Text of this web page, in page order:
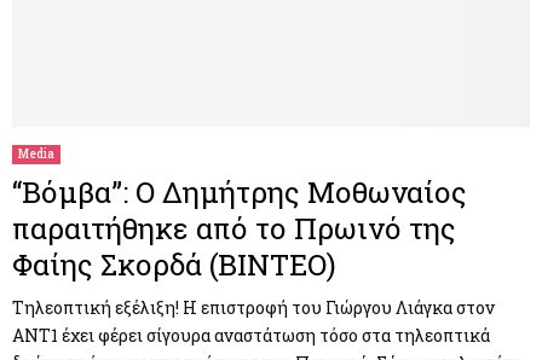
Media
“Βόμβα”: Ο Δημήτρης Μοθωναίος
παραιτήθηκε από το Πρωινό της
Φαίης Σκορδά (ΒΙΝΤΕΟ)
Τηλεοπτική εξέλιξη! Η επιστροφή του Γιώργου Λιάγκα στον
ANT1 έχει φέρει σίγουρα αναστάτωση τόσο στα τηλεοπτικά